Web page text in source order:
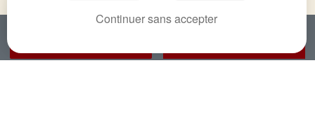
Continuer sans accepter